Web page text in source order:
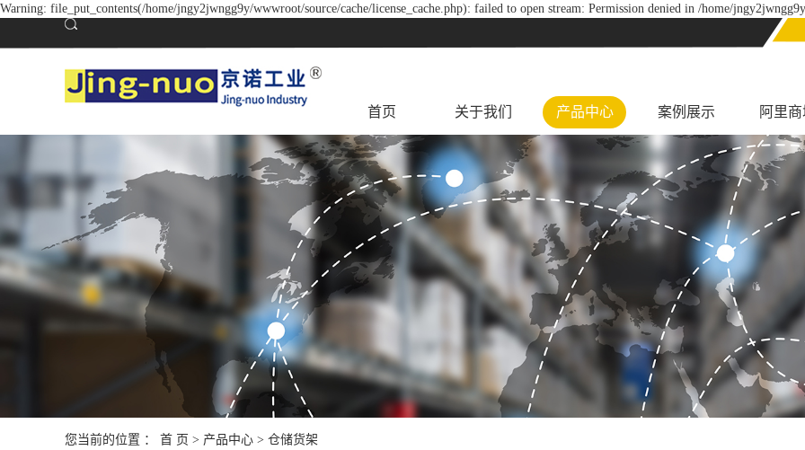
Warning: file_put_contents(/home/jngy2jwngg9y/wwwroot/source/cache/license_cache.php): failed to open stream: Permission denied in /home/
首页 关于我们 产品中心 案例展示 阿里
您当前的位置 ： 首 页 > 产品中心 > 仓储货架